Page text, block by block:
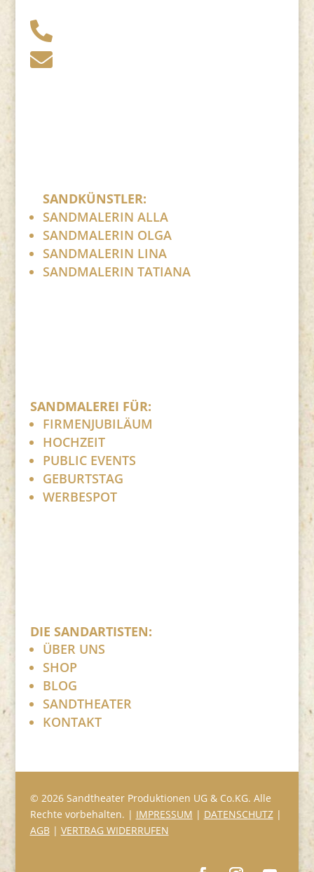


SANDKÜNSTLER:
SANDMALERIN ALLA
SANDMALERIN OLGA
SANDMALERIN LINA
SANDMALERIN TATIANA
SANDMALEREI FÜR:
FIRMENJUBILÄUM
HOCHZEIT
PUBLIC EVENTS
GEBURTSTAG
WERBESPOT
DIE SANDARTISTEN:
ÜBER UNS
SHOP
BLOG
SANDTHEATER
KONTAKT
© 2026 Sandtheater Produktionen UG & Co.KG. Alle
Rechte vorbehalten. | IMPRESSUM | DATENSCHUTZ|
AGB| VERTRAG WIDERRUFEN